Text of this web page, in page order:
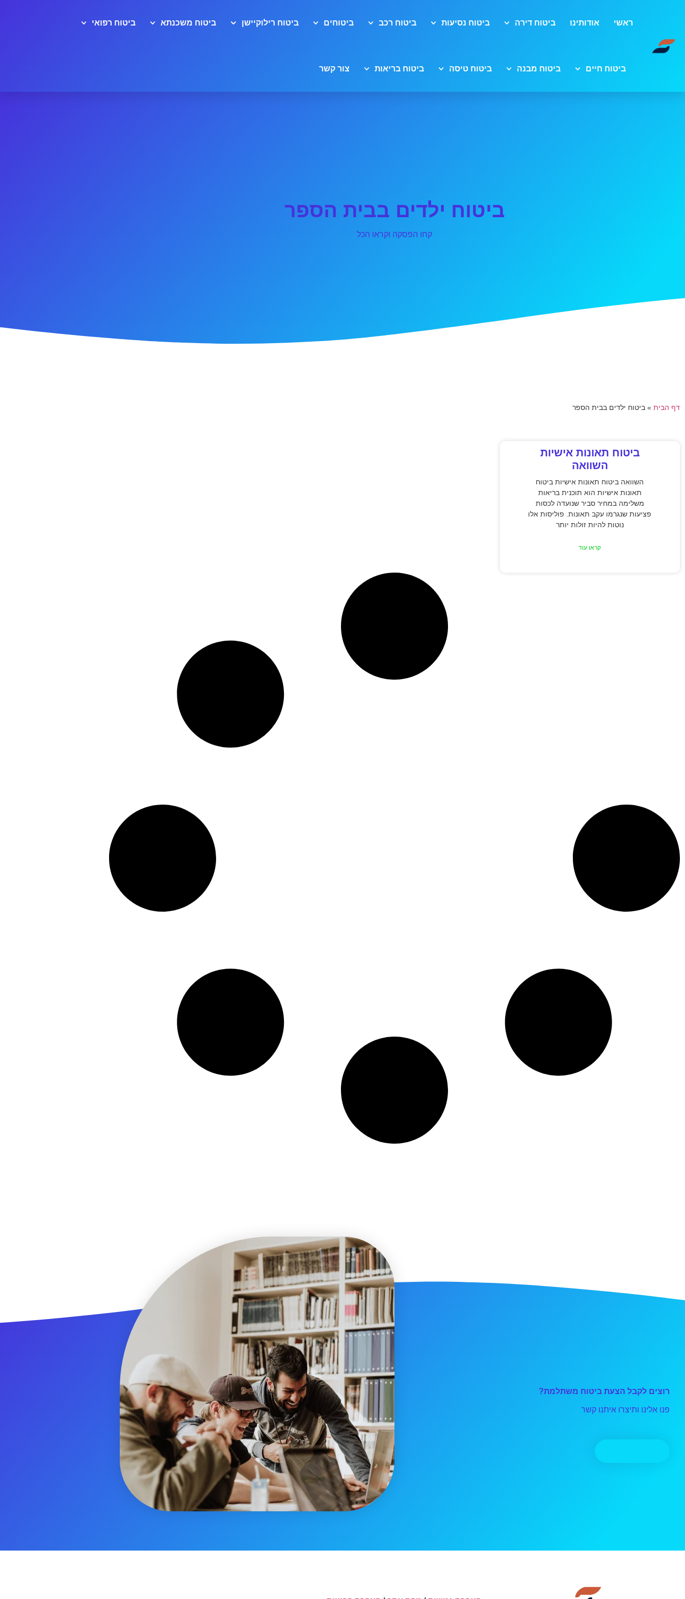
ראשי אודותינו ביטוח דירה ביטוח נסיעות ביטוח רכב ביטוחים ביטוח רילוקיישן ביטוח משכנתא ביטוח רפואי
ביטוח חיים ביטוח מבנה ביטוח טיסה ביטוח בריאות צור קשר
ביטוח ילדים בבית הספר
קחו הפסקה וקראו הכל
דף הבית » ביטוח ילדים בבית הספר
ביטוח תאונות אישיות
השוואה
השוואה ביטוח תאונות אישיות ביטוח
תאונות אישיות הוא תוכנית בריאות
משלימה במחיר סביר שנועדה לכסות
פציעות שנגרמו עקב תאונות. פוליסות אלו
נוטות להיות זולות יותר
קראו עוד
רוצים לקבל הצעת ביטוח משתלמת?
פנו אלינו ותיצרו איתנו קשר